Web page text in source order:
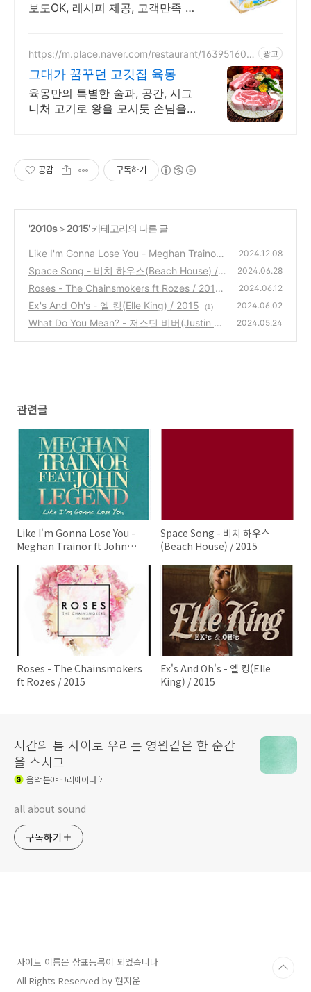
보도OK, 레시피 제공, 고객만족 최
https://m.place.naver.com/restaurant/163951608
광고
그대가 꿈꾸던 고깃집 육몽
육몽만의 특별한 술과, 공간, 시그
니처 고기로 왕을 모시듯 손님을
공감 구독하기
'2010s>2015' 카테고리의 다른 글
Like I'm Gonna Lose You - Meghan Trainor f
t John Legend / 2015
(0)
2024.12.08
Space Song - 비치 하우스(Beach House) / 2
015
(0)
2024.06.28
Roses - The Chainsmokers ft Rozes / 2015
(0)
2024.06.12
Ex's And Oh's - 엘 킹(Elle King) / 2015 (1) 2024.06.02
What Do You Mean? - 저스틴 비버(Justin Bi
2024.05.24
관련글
Like I'm Gonna Lose You -
Meghan Trainor ft John
Space Song - 비치 하우스
(Beach House) / 2015
Roses - The Chainsmokers
ft Rozes / 2015
Ex's And Oh's - 엘 킹(Elle
King) / 2015
시간의 틈 사이로 우리는 영원같은 한 순간
을 스치고
음악분야 크리에이터
all about sound
구독하기
사이트 이름은 상표등록이 되었습니다
All Rights Reserved by 현지운